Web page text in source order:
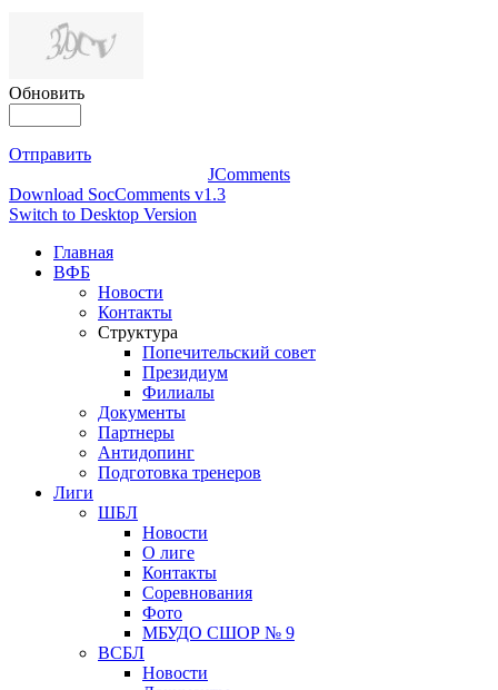
Обновить
Отправить
JComments
Download SocComments v1.3
Switch to Desktop Version
Главная
ВФБ
Новости
Контакты
Структура
Попечительский совет
Президиум
Филиалы
Документы
Партнеры
Антидопинг
Подготовка тренеров
Лиги
ШБЛ
Новости
О лиге
Контакты
Соревнования
Фото
МБУДО СШОР № 9
ВСБЛ
Новости